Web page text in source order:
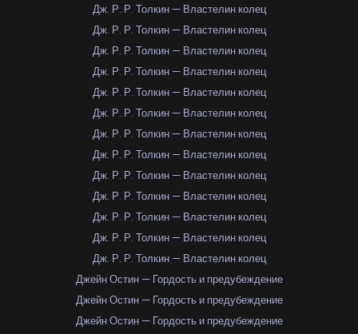
Дж. Р. Р. Толкин — Властелин колец
Дж. Р. Р. Толкин — Властелин колец
Дж. Р. Р. Толкин — Властелин колец
Дж. Р. Р. Толкин — Властелин колец
Дж. Р. Р. Толкин — Властелин колец
Дж. Р. Р. Толкин — Властелин колец
Дж. Р. Р. Толкин — Властелин колец
Дж. Р. Р. Толкин — Властелин колец
Дж. Р. Р. Толкин — Властелин колец
Дж. Р. Р. Толкин — Властелин колец
Дж. Р. Р. Толкин — Властелин колец
Дж. Р. Р. Толкин — Властелин колец
Дж. Р. Р. Толкин — Властелин колец
Джейн Остин — Гордость и предубеждение
Джейн Остин — Гордость и предубеждение
Джейн Остин — Гордость и предубеждение